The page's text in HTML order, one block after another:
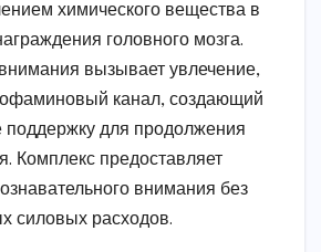
химического вещества в
головного мозга.
вызывает увлечение,
канал, создающий
поддержку для продолжения
Комплекс предоставляет
внимания без
силовых расходов.